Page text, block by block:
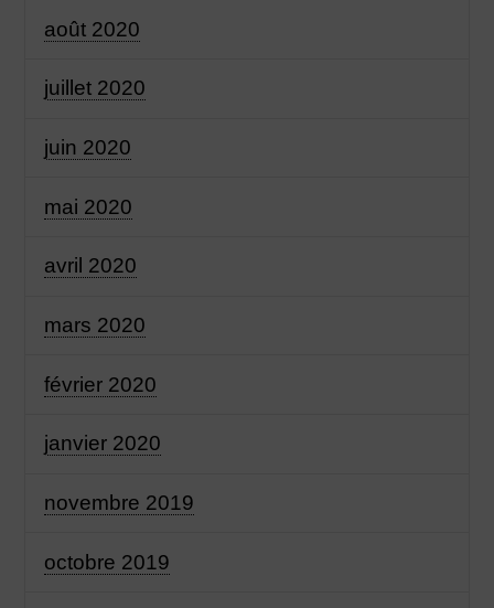
août 2020
juillet 2020
juin 2020
mai 2020
avril 2020
mars 2020
février 2020
janvier 2020
novembre 2019
octobre 2019